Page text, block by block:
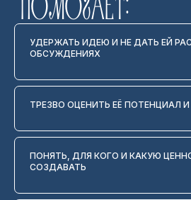
УДЕРЖАТЬ ИДЕЮ И НЕ ДАТЬ ЕЙ
ОБСУЖДЕНИЯХ
ТРЕЗВО ОЦЕНИТЬ ЕЁ ПОТЕНЦИАЛ
ПОНЯТЬ, ДЛЯ КОГО И КАКУЮ
СОЗДАВАТЬ